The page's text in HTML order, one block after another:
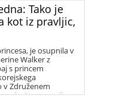
Tako je
kot iz pravljic,
je osupnila v
Walker z
s princem
v Združenem
Nam se zdi